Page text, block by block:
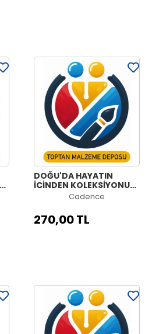
DOĞU'DA HAYATIN
İÇİNDEN KOLEKSİYONU
OE-04 90X125CM
Cadence
270,00 TL